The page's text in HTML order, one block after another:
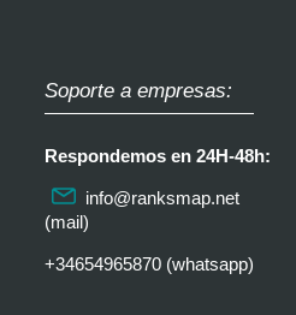
Soporte a empresas:
Respondemos en 24H-48h:
info@ranksmap.net
(mail)
+34654965870 (whatsapp)